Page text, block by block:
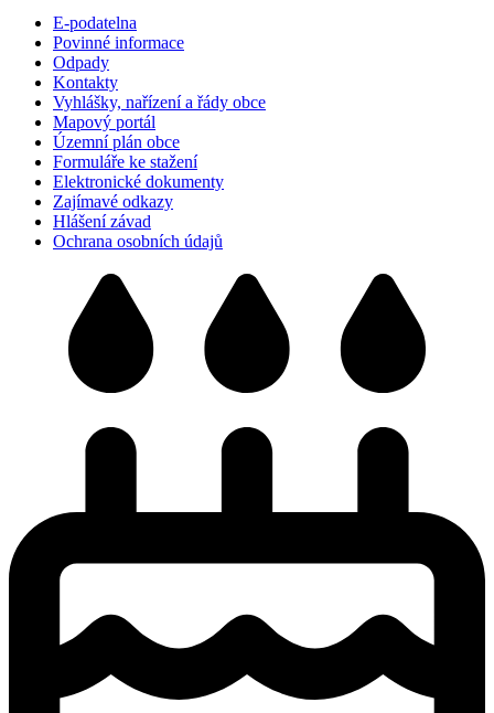
E-podatelna
Povinné informace
Odpady
Kontakty
Vyhlášky, nařízení a řády obce
Mapový portál
Územní plán obce
Formuláře ke stažení
Elektronické dokumenty
Zajímavé odkazy
Hlášení závad
Ochrana osobních údajů